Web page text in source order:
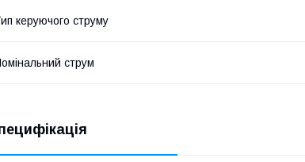
керуючого струму
струм